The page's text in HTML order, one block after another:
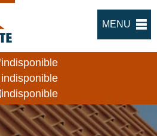
MENU
indisponible
indisponible
indisponible